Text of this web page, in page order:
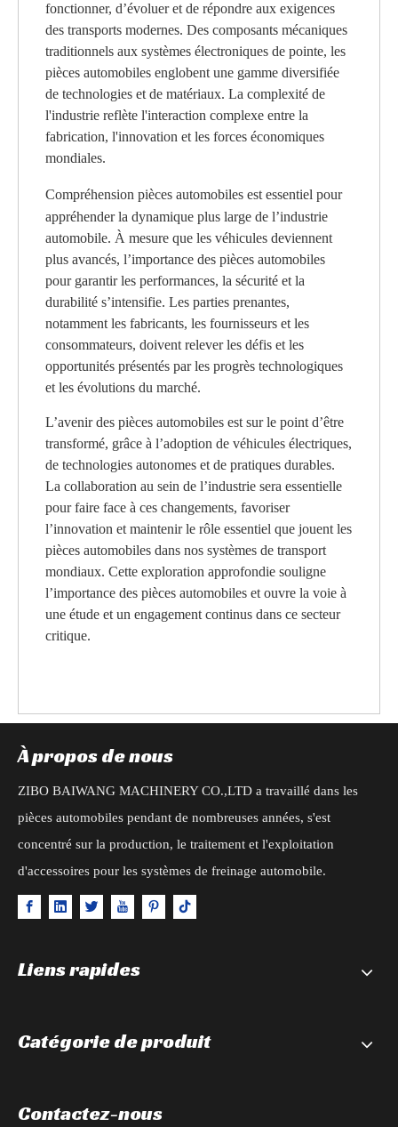
fonctionner, d’évoluer et de répondre aux exigences
des transports modernes. Des composants mécaniques
traditionnels aux systèmes électroniques de pointe, les
pièces automobiles englobent une gamme diversifiée
de technologies et de matériaux. La complexité de
l'industrie reflète l'interaction complexe entre la
fabrication, l'innovation et les forces économiques
mondiales.
Compréhension pièces automobiles est essentiel pour
appréhender la dynamique plus large de l’industrie
automobile. À mesure que les véhicules deviennent
plus avancés, l’importance des pièces automobiles
pour garantir les performances, la sécurité et la
durabilité s’intensifie. Les parties prenantes,
notamment les fabricants, les fournisseurs et les
consommateurs, doivent relever les défis et les
opportunités présentés par les progrès technologiques
et les évolutions du marché.
L’avenir des pièces automobiles est sur le point d’être
transformé, grâce à l’adoption de véhicules électriques,
de technologies autonomes et de pratiques durables.
La collaboration au sein de l’industrie sera essentielle
pour faire face à ces changements, favoriser
l’innovation et maintenir le rôle essentiel que jouent les
pièces automobiles dans nos systèmes de transport
mondiaux. Cette exploration approfondie souligne
l’importance des pièces automobiles et ouvre la voie à
une étude et un engagement continus dans ce secteur
critique.
À propos de nous
ZIBO BAIWANG MACHINERY CO.,LTD a travaillé dans les
pièces automobiles pendant de nombreuses années, s'est
concentré sur la production, le traitement et l'exploitation
d'accessoires pour les systèmes de freinage automobile.
Liens rapides
Catégorie de produit
Contactez-nous